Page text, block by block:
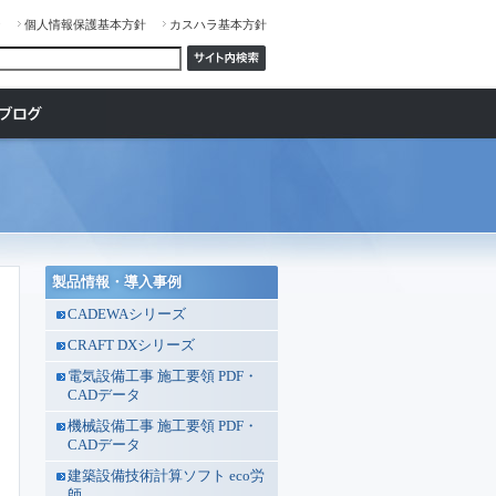
個人情報保護基本方針 カスハラ基本方針
製品情報・導入事例
CADEWAシリーズ
CRAFT DXシリーズ
電気設備工事 施工要領 PDF・
CADデータ
機械設備工事 施工要領 PDF・
CADデータ
建築設備技術計算ソフト eco労